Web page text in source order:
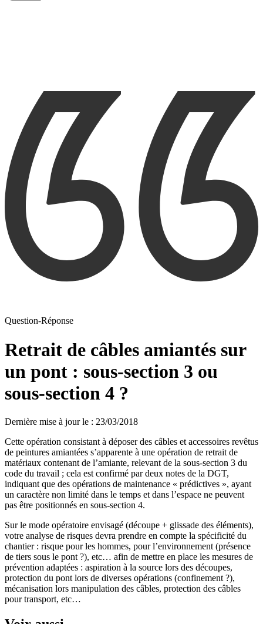
Question-Réponse
Retrait de câbles amiantés sur
un pont : sous-section 3 ou
sous-section 4 ?
Dernière mise à jour le : 23/03/2018
Cette opération consistant à déposer des câbles et accessoires revêtus
de peintures amiantées s’apparente à une opération de retrait de
matériaux contenant de l’amiante, relevant de la sous-section 3 du
code du travail ; cela est confirmé par deux notes de la DGT,
indiquant que des opérations de maintenance « prédictives », ayant
un caractère non limité dans le temps et dans l’espace ne peuvent
pas être positionnés en sous-section 4.
Sur le mode opératoire envisagé (découpe + glissade des éléments),
votre analyse de risques devra prendre en compte la spécificité du
chantier : risque pour les hommes, pour l’environnement (présence
de tiers sous le pont ?), etc… afin de mettre en place les mesures de
prévention adaptées : aspiration à la source lors des découpes,
protection du pont lors de diverses opérations (confinement ?),
mécanisation lors manipulation des câbles, protection des câbles
pour transport, etc…